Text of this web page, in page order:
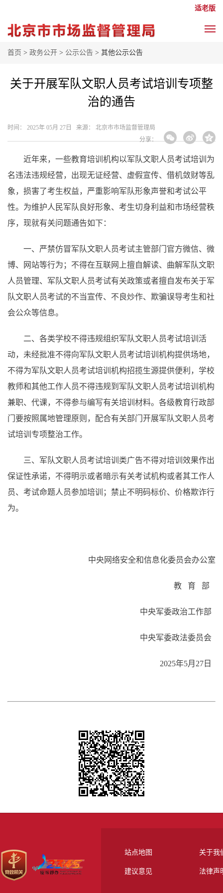
适老版
首页 > 政务公开 > 公示公告 > 其他公示公告
关于开展军队文职人员考试培训专项整
治的通告
时间： 2025年 05月 27日 来源： 北京市市场监督管理局
分享：
近年来，一些教育培训机构以军队文职人员考试培训为
名违法违规经营，出现无证经营、虚假宣传、借机敛财等乱
象，损害了考生权益，严重影响军队形象声誉和考试公平
性。为维护人民军队良好形象、考生切身利益和市场经营秩
序，现就有关问题通告如下：
一、严禁仿冒军队文职人员考试主管部门官方微信、微
博、网站等行为；不得在互联网上擅自解读、曲解军队文职
人员管理、军队文职人员考试有关政策或者擅自发布关于军
队文职人员考试的不当宣传、不良炒作、欺骗误导考生和社
会公众等信息。
二、各类学校不得违规组织军队文职人员考试培训活
动，未经批准不得向军队文职人员考试培训机构提供场地，
不得为军队文职人员考试培训机构招揽生源提供便利，学校
教师和其他工作人员不得违规到军队文职人员考试培训机构
兼职、代课，不得参与编写有关培训材料。各级教育行政部
门要按照属地管理原则，配合有关部门开展军队文职人员考
试培训专项整治工作。
三、军队文职人员考试培训类广告不得对培训效果作出
保证性承诺，不得明示或者暗示有关考试机构或者其工作人
员、考试命题人员参加培训；禁止不明码标价、价格欺诈行
为。
中央网络安全和信息化委员会办公室
教 育 部
中央军委政治工作部
中央军委政法委员会
2025年5月27日
站点地图 关于我
建议意见 法律声